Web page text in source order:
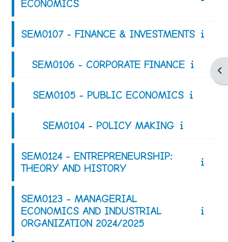
ECONOMICS
SEM0107 - FINANCE & INVESTMENTS
SEM0106 - CORPORATE FINANCE
SEM0105 - PUBLIC ECONOMICS
SEM0104 - POLICY MAKING
SEM0124 - ENTREPRENEURSHIP:
THEORY AND HISTORY
SEM0123 - MANAGERIAL
ECONOMICS AND INDUSTRIAL
ORGANIZATION 2024/2025